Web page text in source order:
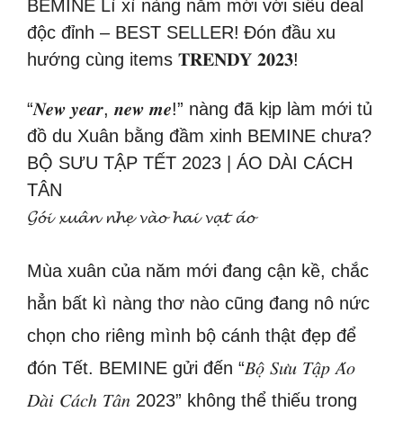
BEMINE Lì xì nàng năm mới với siêu deal
độc đỉnh – BEST SELLER! Đón đầu xu
hướng cùng items 𝐓𝐑𝐄𝐍𝐃𝐘 𝟐𝟎𝟐𝟑!
“𝑵𝒆𝒘 𝒚𝒆𝒂𝒓, 𝒏𝒆𝒘 𝒎𝒆!” nàng đã kịp làm mới tủ
đồ du Xuân bằng đầm xinh BEMINE chưa?
BỘ SƯU TẬP TẾT 2023 | ÁO DÀI CÁCH
TÂN
𝓖𝓸́𝓲 𝔁𝓾𝓪̂𝓷 𝓷𝓱𝓮̣ 𝓿𝓪̀𝓸 𝓱𝓪𝓲 𝓿𝓪̣𝓽 𝓪́𝓸
Mùa xuân của năm mới đang cận kề, chắc
hẳn bất kì nàng thơ nào cũng đang nô nức
chọn cho riêng mình bộ cánh thật đẹp để
đón Tết. BEMINE gửi đến “𝐵𝑜̣̂ 𝑆𝑢̛𝑢 𝑇𝑎̣̂𝑝 𝐴́𝑜
𝐷𝑎̀𝑖 𝐶𝑎́𝑐ℎ 𝑇𝑎̂𝑛 2023” không thể thiếu trong